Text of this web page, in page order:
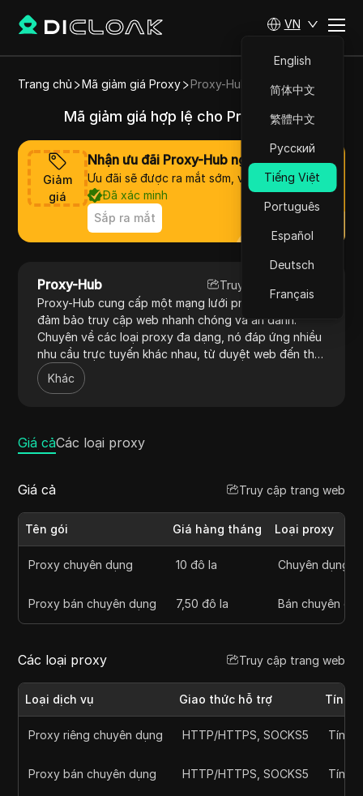
VN
English
简体中文
繁體中文
Русский
Tiếng Việt
Português
Español
Deutsch
Français
Trang chủ Mã giảm giá Proxy Proxy-Hub
Mã giảm giá hợp lệ cho Proxy-Hub
Giảm
giá
Nhận ưu đãi Proxy-Hub ngay bây giờ
Ưu đãi sẽ được ra mắt sớm, vui lòng chờ đợi
Đã xác minh
Sắp ra mắt
Proxy-Hub
Truy cập trang web
Proxy-Hub cung cấp một mạng lưới proxy rộng lớn,
đảm bảo truy cập web nhanh chóng và ẩn danh.
Chuyên về các loại proxy đa dạng, nó đáp ứng nhiều
nhu cầu trực tuyến khác nhau, từ duyệt web đến thu
thập dữ liệu. Với sự chú trọng vào độ tin cậy, Proxy-
Hub duy trì một cơ sở hạ tầng vững chắc, đảm bảo
thành một lựa chọn đa năng cho cả cá nhân và
doanh nghiệp chú trọng đến quyền riêng tư.
Khác
Giá cảCác loại proxy
Giá cả Truy cập trang web
Tên gói Giá hàng tháng Loại proxy
Proxy chuyên dụng 10 đô la Chuyên dụng
Proxy bán chuyên dụng 7,50 đô la Bán chuyên
Các loại proxy Truy cập trang web
Loại dịch vụ Giao thức hỗ trợ Tính
Proxy riêng chuyên dụng HTTP/HTTPS, SOCKS5 Tính
Proxy bán chuyên dụng HTTP/HTTPS, SOCKS5 Tính